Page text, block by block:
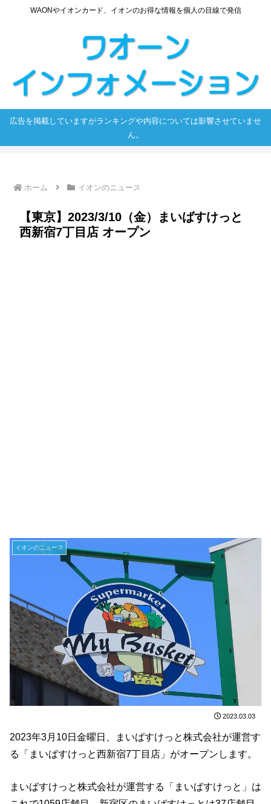
WAONやイオンカード、イオンのお得な情報を個人の目線で発信
広告を掲載していますがランキングや内容については影響させていませ
ん。
ホーム イオンのニュース
【東京】2023/3/10（金）まいばすけっと
西新宿7丁目店 オープン
イオンのニュース
2023.03.03
2023年3月10日金曜日、まいばすけっと株式会社が運営す
る「まいばすけっと西新宿7丁目店」がオープンします。
まいばすけっと株式会社が運営する「まいばすけっと」は